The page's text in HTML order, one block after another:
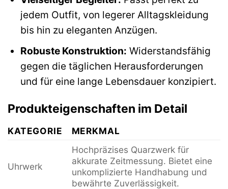
jedem Outfit, von legerer Alltagskleidung
bis hin zu eleganten Anzügen.
Robuste Konstruktion: Widerstandsfähig
gegen die täglichen Herausforderungen
und für eine lange Lebensdauer konzipiert.
Produkteigenschaften im Detail
KATEGORIE MERKMAL
Uhrwerk
Hochpräzises Quarzwerk für
akkurate Zeitmessung. Bietet eine
unkomplizierte Handhabung und
bewährte Zuverlässigkeit.